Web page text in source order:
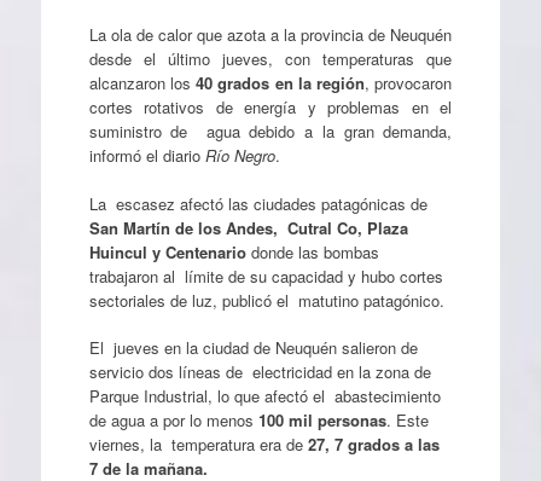
La ola de calor que azota a la provincia de Neuquén
desde el último jueves, con temperaturas que
alcanzaron los40 grados en la región, provocaron
cortes rotativos de energía y problemas en el
suministro de agua debido a la gran demanda,
informó el diario Río Negro.
La escasez afectó las ciudades patagónicas de
San Martín de los Andes, Cutral Co, Plaza
Huincul y Centenariodonde las bombas
trabajaron al límite de su capacidad y hubo cortes
sectoriales de luz, publicó el matutino patagónico.
El jueves en la ciudad de Neuquén salieron de
servicio dos líneas de electricidad en la zona de
Parque Industrial, lo que afectó el abastecimiento
de agua a por lo menos 100 mil personas. Este
viernes, la temperatura era de 27, 7 grados a las
7 de la mañana.